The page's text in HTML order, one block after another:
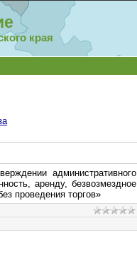
края
административного
аренду, безвозмездное
проведения торгов»